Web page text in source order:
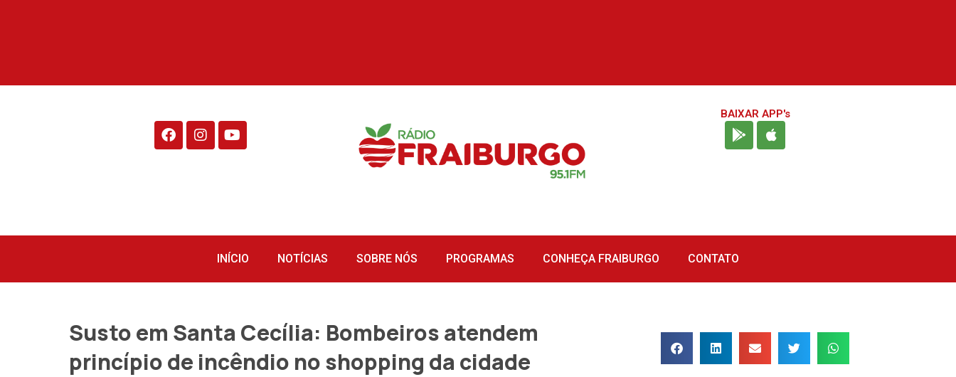
BAIXAR APP's
INÍCIO NOTÍCIAS SOBRE NÓS PROGRAMAS CONHEÇA FRAIBURGO CONTATO
Susto em Santa Cecília: Bombeiros atendem
princípio de incêndio no shopping da cidade